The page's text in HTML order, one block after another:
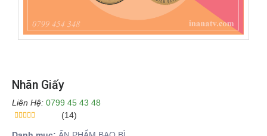
Nhãn Giấy
Liên Hệ: 0799 45 43 48
(14)